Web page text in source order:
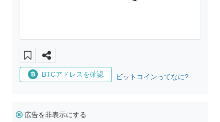
BTCアドレスを確認 ビットコインってなに?
広告を非表示にする